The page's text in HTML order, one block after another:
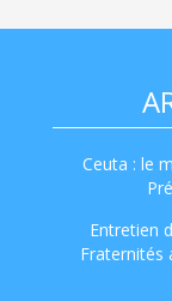
Ceuta : le
Entretien
Fraternités